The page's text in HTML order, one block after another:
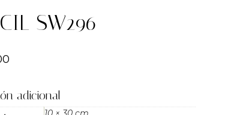
SW296
adicional